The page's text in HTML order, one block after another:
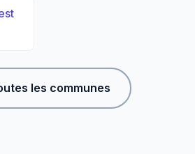
les communes